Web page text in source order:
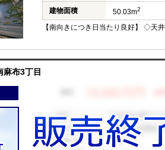
建物面積 50.03m2
【南向きにつき日当たり良好】 ◇天
麻布3丁目